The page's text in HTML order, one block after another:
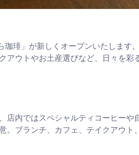
珈琲」が新しくオープンいたします
アウトやお土産選びなど、日々を彩
店内ではスペシャルティコーヒーや
。ブランチ、カフェ、テイクアウト